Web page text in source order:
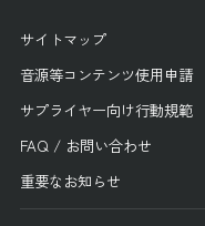
サイトマップ
音源等コンテンツ使用申請
サプライヤー向け行動規範
FAQ / お問い合わせ
重要なお知らせ